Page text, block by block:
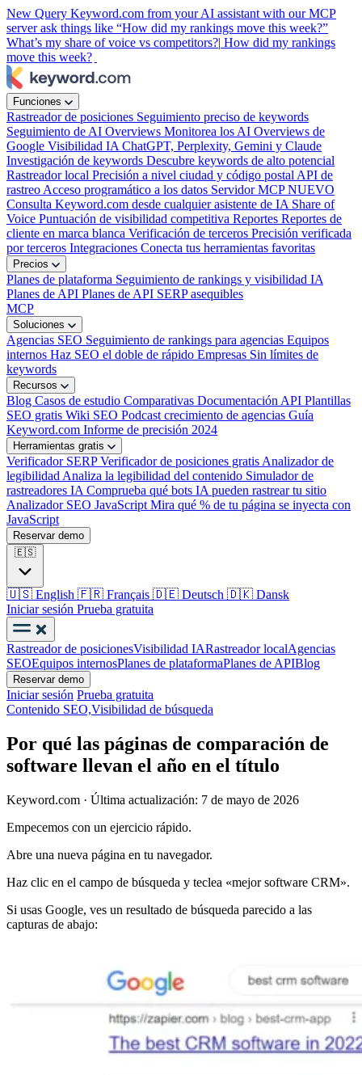
New Query Keyword.com from your AI assistant with our MCP
server ask things like “How did my rankings move this week?”
What’s my share of voice vs competitors?| How did my rankings
move this week?
Funciones
Rastreador de posiciones Seguimiento preciso de keywords
Seguimiento de AI Overviews Monitorea los AI Overviews de
Google Visibilidad IA ChatGPT, Perplexity, Gemini y Claude
Investigación de keywords Descubre keywords de alto potencial
Rastreador local Precisión a nivel ciudad y código postal API de
rastreo Acceso programático a los datos Servidor MCPNUEVO
Consulta Keyword.com desde cualquier asistente de IA Share of
Voice Puntuación de visibilidad competitiva Reportes Reportes de
cliente en marca blanca Verificación de terceros Precisión verificada
por terceros Integraciones Conecta tus herramientas favoritas
Precios
Planes de plataforma Seguimiento de rankings y visibilidad IA
Planes de API Planes de API SERP asequibles
MCP
Soluciones
Agencias SEO Seguimiento de rankings para agencias Equipos
internos Haz SEO el doble de rápido Empresas Sin límites de
keywords
Recursos
Blog Casos de estudio Comparativas Documentación API Plantillas
SEO gratis Wiki SEO Podcast crecimiento de agencias Guía
Keyword.com Informe de precisión 2024
Herramientas gratis
Verificador SERPVerificador de posiciones gratis Analizador de
legibilidad Analiza la legibilidad del contenido Simulador de
rastreadores IA Comprueba qué bots IA pueden rastrear tu sitio
Analizador SEO JavaScript Mira qué % de tu página se inyecta con
JavaScript
Reservar demo
🇪🇸
🇺🇸 English 🇫🇷 Français 🇩🇪 Deutsch 🇩🇰 Dansk
Iniciar sesión Prueba gratuita
Rastreador de posicionesVisibilidad IARastreador localAgencias
SEOEquipos internosPlanes de plataformaPlanes de APIBlog
Reservar demo
Iniciar sesión Prueba gratuita
Contenido SEO,Visibilidad de búsqueda
Por qué las páginas de comparación de
software llevan el año en el título
Keyword.com · Última actualización: 7 de mayo de 2026
Empecemos con un ejercicio rápido.
Abre una nueva página en tu navegador.
Haz clic en el campo de búsqueda y teclea «mejor software CRM».
Si usas Google, ves un resultado de búsqueda parecido a las
capturas de abajo: